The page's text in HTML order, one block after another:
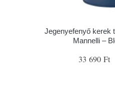
Jegenyefenyő kerek
Mannelli –
33 690 Ft